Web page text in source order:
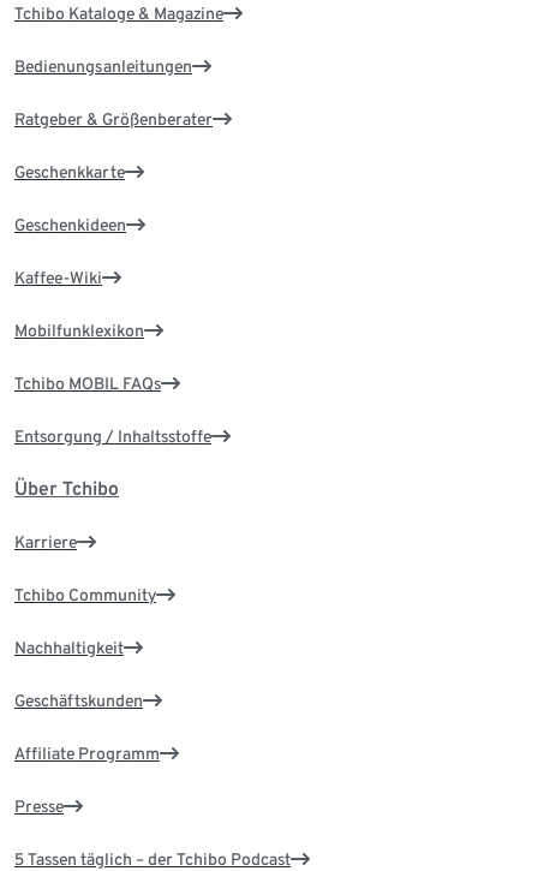
Tchibo Kataloge & Magazine
Bedienungsanleitungen
Ratgeber & Größenberater
Geschenkkarte
Geschenkideen
Kaffee-Wiki
Mobilfunklexikon
Tchibo MOBIL FAQs
Entsorgung / Inhaltsstoffe
Über Tchibo
Karriere
Tchibo Community
Nachhaltigkeit
Geschäftskunden
Affiliate Programm
Presse
5 Tassen täglich – der Tchibo Podcast